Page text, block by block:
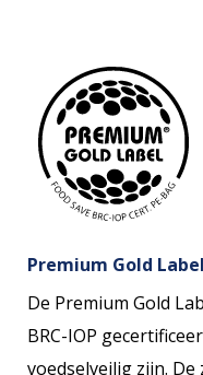
Premium Gold
De Premium Gold
BRC-IOP
voedselveilig zijn.